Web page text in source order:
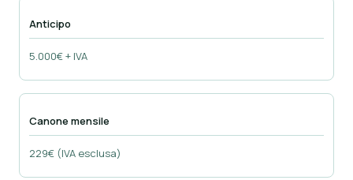
Anticipo
5.000€ + IVA
Canone mensile
229€ (IVA esclusa)